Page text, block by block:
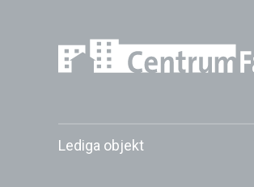
Lediga objekt